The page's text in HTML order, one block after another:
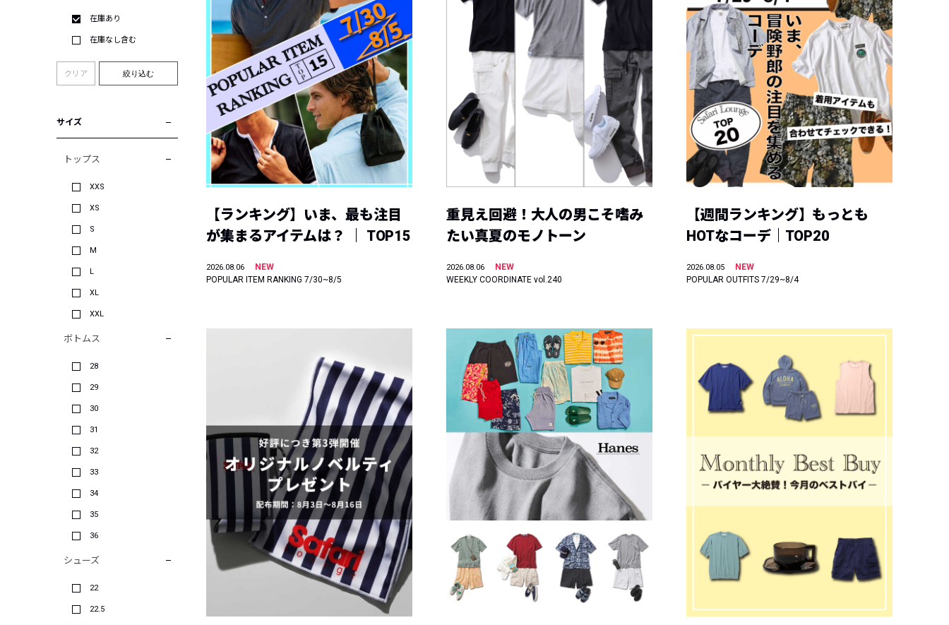
在庫あり
在庫なし含む
クリア 絞り込む
サイズ
トップス
XXS
XS
S
M
L
XL
XXL
ボトムス
28
29
30
31
32
33
34
35
36
シューズ
22
22.5
【ランキング】いま、最も注目
が集まるアイテムは？ ｜ TOP15
2026.08.06
NEW
POPULAR ITEM RANKING 7/30~8/5
重見え回避！大人の男こそ嗜み
たい真夏のモノトーン
2026.08.06
NEW
WEEKLY COORDINATE vol.240
【週間ランキング】もっとも
HOTなコーデ｜TOP20
2026.08.05
NEW
POPULAR OUTFITS 7/29~8/4